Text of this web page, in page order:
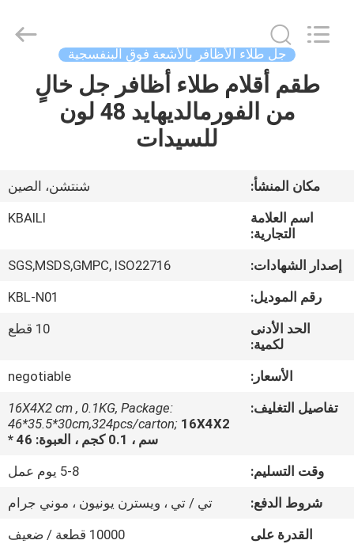
الصفحة
الرئيسية
معلومات
جولة
مراقبة
الجودة
اتصل
Copyright
Shenzhen
جل طلاء الأظافر بالأشعة فوق البنفسجية
طقم أقلام طلاء أظافر جل خالٍ
من الفورمالديهايد 48 لون
للسيدات
مكان المنشأ:
شنتشن، الصين
اسم العلامة
التجارية:
KBAILI
إصدار الشهادات:
SGS,MSDS,GMPC, ISO22716
رقم الموديل:
KBL-N01
الحد الأدنى
لكمية:
10 قطع
الأسعار:
negotiable
تفاصيل التغليف:
16X4X2 cm , 0.1KG, Package:
46*35.5*30cm,324pcs/carton; 16X4X2
سم ، 0.1 كجم ، العبوة: 46 *
وقت التسليم:
5-8 يوم عمل
شروط الدفع:
تي / تي ، ويسترن يونيون ، موني جرام
القدرة على
10000 قطعة / ضعيف